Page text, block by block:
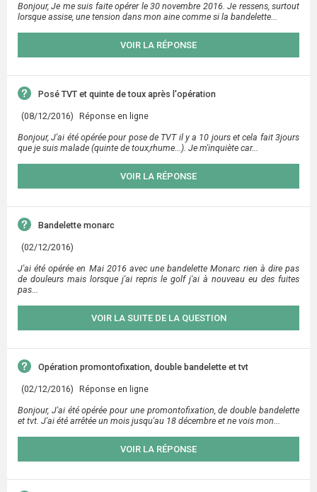
Bonjour, Je me suis faite opérer le 30 novembre 2016. Je ressens, surtout
lorsque assise, une tension dans mon aine comme si la bandelette...
VOIR LA RÉPONSE
Posé TVT et quinte de toux après l'opération
(08/12/2016) Réponse en ligne
Bonjour, J'ai été opérée pour pose de TVT il y a 10 jours et cela fait 3jours
que je suis malade (quinte de toux,rhume...). Je m'inquiète car...
VOIR LA RÉPONSE
Bandelette monarc
(02/12/2016)
J'ai été opérée en Mai 2016 avec une bandelette Monarc rien à dire pas
de douleurs mais lorsque j'ai repris le golf j'ai à nouveau eu des fuites
pas...
VOIR LA SUITE DE LA QUESTION
Opération promontofixation, double bandelette et tvt
(02/12/2016) Réponse en ligne
Bonjour, J'ai été opérée pour une promontofixation, de double bandelette
et tvt. J'ai été arrêtée un mois jusqu'au 18 décembre et ne vois mon...
VOIR LA RÉPONSE